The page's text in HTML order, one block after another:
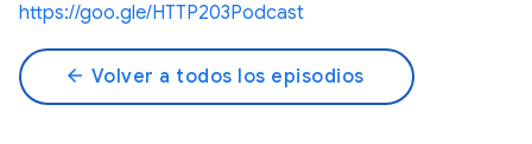
https://goo.gle/HTTP203Podcast
arrow_back Volver a todos los episodios